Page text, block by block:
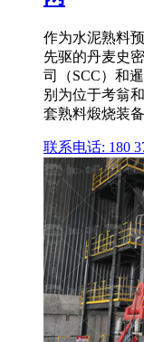
作为水泥熟料
先驱的丹麦史
司（SCC）和
别为位于考翁
套熟料煅烧装
联系电话: 180